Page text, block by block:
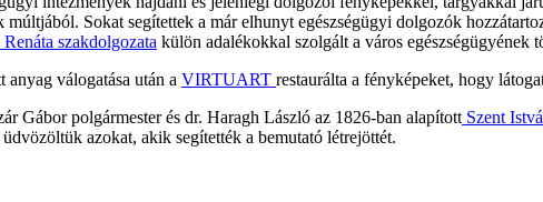
múltjából. Sokat segítettek a már elhunyt egészségügyi dolgozók
Renáta szakdolgozata külön adalékokkal szolgált a város egészségügyének
anyag válogatása után a VIRTUART restaurálta a fényképeket, hogy
Gábor polgármester és dr. Haragh László az 1826-ban alapított Szent
azokat, akik segítették a bemutató létrejöttét.